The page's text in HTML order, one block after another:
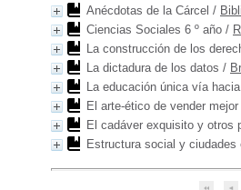
Anécdotas de la Cárcel /
Ciencias Sociales 6 º año /
La construcción de los
La dictadura de los datos /
La educación única vía
El arte-ético de vender
El cadáver exquisito y otros
Estructura social y